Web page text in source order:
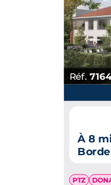
Réf.
À 8
PTZ